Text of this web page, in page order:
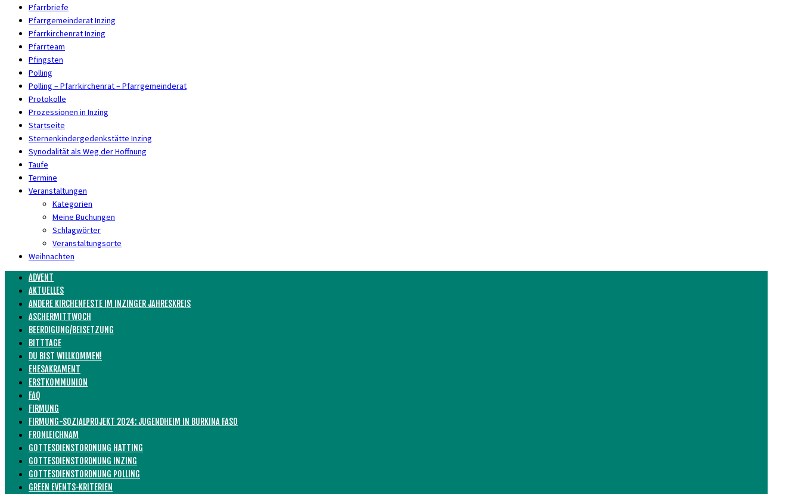
Pfarrbriefe
Pfarrgemeinderat Inzing
Pfarrkirchenrat Inzing
Pfarrteam
Pfingsten
Polling
Polling – Pfarrkirchenrat – Pfarrgemeinderat
Protokolle
Prozessionen in Inzing
Startseite
Sternenkindergedenkstätte Inzing
Synodalität als Weg der Hoffnung
Taufe
Termine
Veranstaltungen
Kategorien
Meine Buchungen
Schlagwörter
Veranstaltungsorte
Weihnachten
ADVENT
AKTUELLES
ANDERE KIRCHENFESTE IM INZINGER JAHRESKREIS
ASCHERMITTWOCH
BEERDIGUNG/BEISETZUNG
BITTTAGE
DU BIST WILLKOMMEN!
EHESAKRAMENT
ERSTKOMMUNION
FAQ
FIRMUNG
FIRMUNG-SOZIALPROJEKT 2024: JUGENDHEIM IN BURKINA FASO
FRONLEICHNAM
GOTTESDIENSTORDNUNG HATTING
GOTTESDIENSTORDNUNG INZING
GOTTESDIENSTORDNUNG POLLING
GREEN EVENTS-KRITERIEN